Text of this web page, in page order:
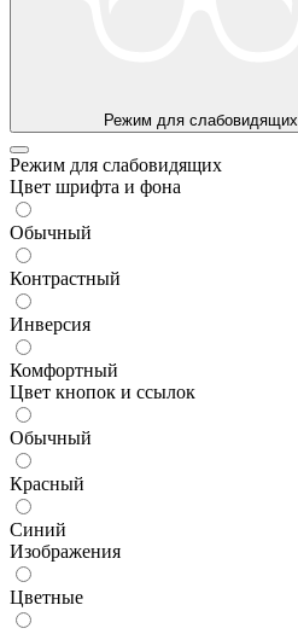
Режим для слабовидящих
Режим для слабовидящих
Цвет шрифта и фона
Обычный
Контрастный
Инверсия
Комфортный
Цвет кнопок и ссылок
Обычный
Красный
Синий
Изображения
Цветные